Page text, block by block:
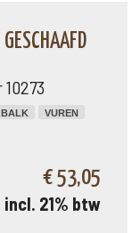
BALK
VUREN
€ 53,05
21% btw